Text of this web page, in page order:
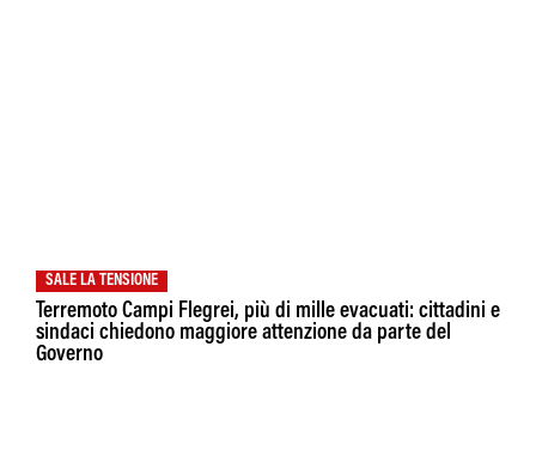
SALE LA TENSIONE
Terremoto Campi Flegrei, più di mille evacuati: cittadini e
sindaci chiedono maggiore attenzione da parte del
Governo